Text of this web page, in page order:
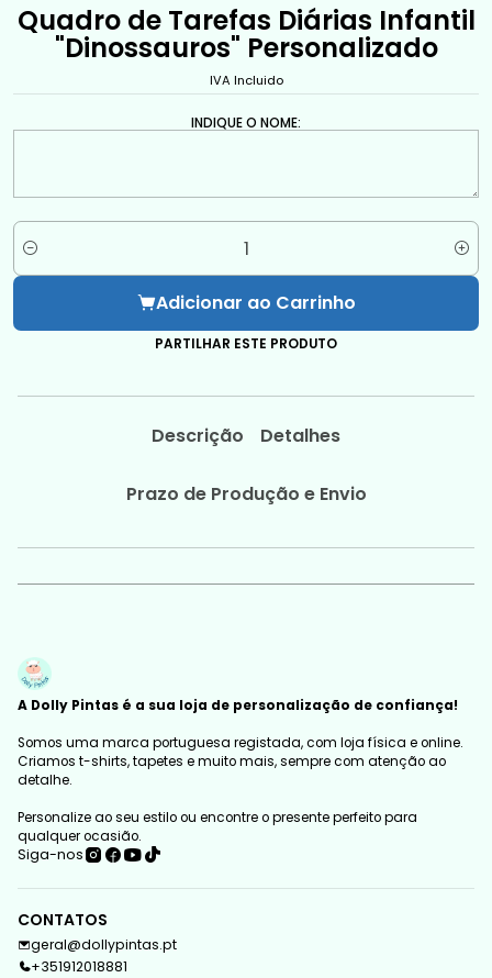
Quadro de Tarefas Diárias Infantil
"Dinossauros" Personalizado
IVA Incluido
INDIQUE O NOME:
Quantidade
Adicionar ao Carrinho
PARTILHAR ESTE PRODUTO
Descrição Detalhes
Prazo de Produção e Envio
A Dolly Pintas é a sua loja de personalização de confiança!
Somos uma marca portuguesa registada, com loja física e online.
Criamos t-shirts, tapetes e muito mais, sempre com atenção ao
detalhe.
Personalize ao seu estilo ou encontre o presente perfeito para
qualquer ocasião.
Siga-nos
CONTATOS
geral@dollypintas.pt
+351912018881